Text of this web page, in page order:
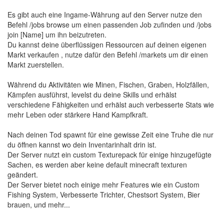
Es gibt auch eine Ingame-Währung auf den Server nutze den
Befehl /jobs browse um einen passenden Job zufinden und /jobs
join [Name] um ihn beizutreten.
Du kannst deine überflüssigen Ressourcen auf deinen eigenen
Markt verkaufen , nutze dafür den Befehl /markets um dir einen
Markt zuerstellen.
Während du Aktivitäten wie Minen, Fischen, Graben, Holzfällen,
Kämpfen ausführst, levelst du deine Skills und erhälst
verschiedene Fähigkeiten und erhälst auch verbesserte Stats wie
mehr Leben oder stärkere Hand Kampfkraft.
Nach deinen Tod spawnt für eine gewisse Zeit eine Truhe die nur
du öffnen kannst wo dein Inventarinhalt drin ist.
Der Server nutzt ein custom Texturepack für einige hinzugefügte
Sachen, es werden aber keine default minecraft texturen
geändert.
Der Server bietet noch einige mehr Features wie ein Custom
Fishing System, Verbesserte Trichter, Chestsort System, Bier
brauen, und mehr...